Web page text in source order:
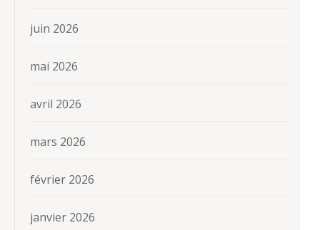
juin 2026
mai 2026
avril 2026
mars 2026
février 2026
janvier 2026